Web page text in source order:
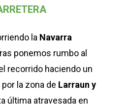
la Navarra
ponemos rumbo al
recorrido haciendo un
la zona de Larraun y
última atravesada en